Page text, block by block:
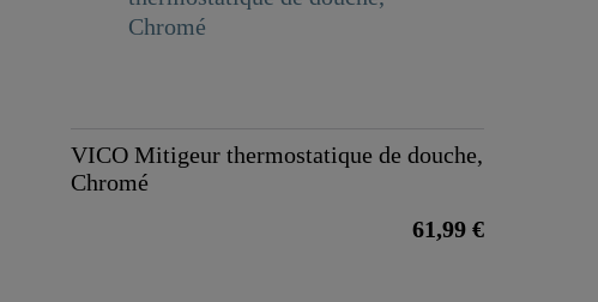
VICO Mitigeur thermostatique de douche,
Chromé
61,99 €